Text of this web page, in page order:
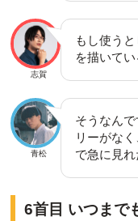
志賀
もし使う
を描いて
青松
そうなん
リーがな
で急に見れ
6首目 いつまで